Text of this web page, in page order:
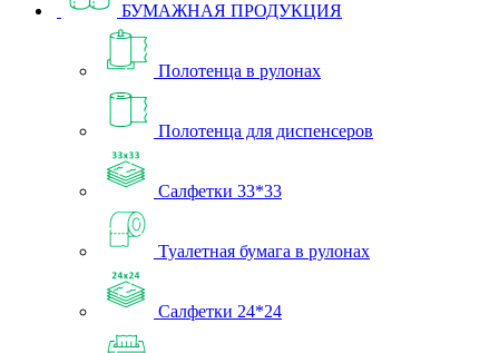
БУМАЖНАЯ ПРОДУКЦИЯ
Полотенца в рулонах
Полотенца для диспенсеров
Салфетки 33*33
Туалетная бумага в рулонах
Салфетки 24*24